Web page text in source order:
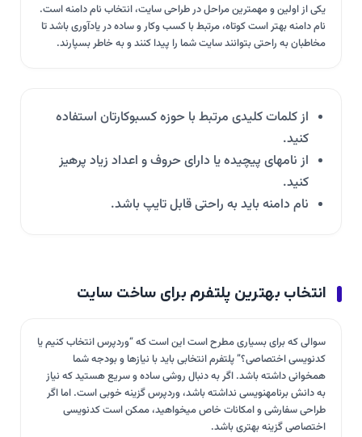
یکی از اولین و مهمترین مراحل در طراحی سایت، انتخاب نام دامنه است.
نام دامنه بهتر است کوتاه، مرتبط با کسب وکار و ساده در یادآوری باشد تا
مخاطبان به راحتی بتوانند سایت شما را پیدا کنند و به خاطر بسپارند.
از کلمات کلیدی مرتبط با حوزه کسبوکارتان استفاده
کنید.
از نامهای پیچیده یا دارای حروف و اعداد زیاد پرهیز
کنید.
نام دامنه باید به راحتی قابل تایپ باشد.
انتخاب بهترین پلتفرم برای ساخت سایت
سوالی که برای بسیاری مطرح است این است که “وردپرس انتخاب کنیم یا
کدنویسی اختصاصی؟” پلتفرم انتخابی باید با نیازها و بودجه شما
همخوانی داشته باشد. اگر به دنبال روشی ساده و سریع هستید که نیاز
به دانش برنامهنویسی نداشته باشد، وردپرس گزینه خوبی است. اما اگر
طراحی سفارشی و امکانات خاص میخواهید، ممکن است کدنویسی
اختصاصی گزینه بهتری باشد.